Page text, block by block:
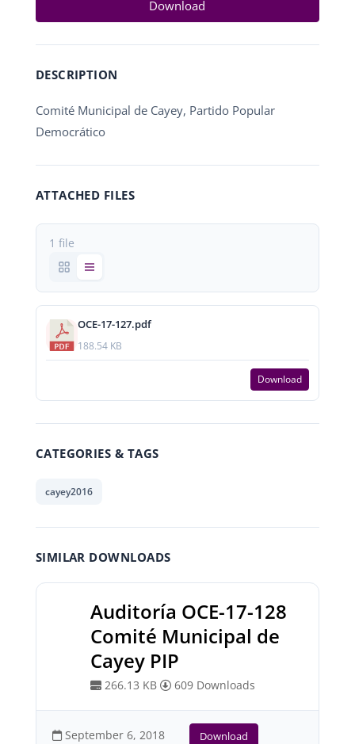
Download
DESCRIPTION
Comité Municipal de Cayey, Partido Popular
Democrático
ATTACHED FILES
1 file
OCE-17-127.pdf
188.54 KB
Download
CATEGORIES & TAGS
cayey2016
SIMILAR DOWNLOADS
Auditoría OCE-17-128
Comité Municipal de
Cayey PIP
266.13 KB 609 Downloads
September 6, 2018 Download